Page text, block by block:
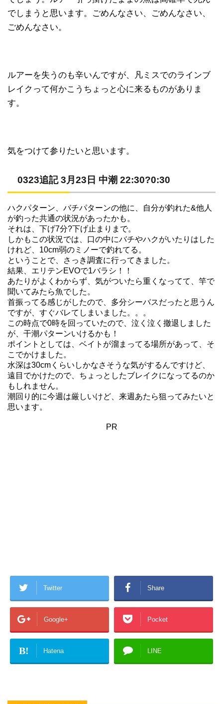
でしまうと思います。ごめんなさい、ごめんなさい、
ごめんなさい。
ルアーを失うのも辛いんですが、凡ミスでのラインブ
レイクって何かこうちょっと心に来るものがありま
す。
気をつけて参りたいと思います。
0323追記 3月23日 中潮 22:30?0:30
ハクパターン、バチパターンの他に、自分が釣れた&他人
が釣った共通の状況があったかも。
それは、下げ7分?下げ止まりまで。
しかもこの状況では、 口の中にバチやハクがいたりはした
けれど、 10cm弱のミノーで釣れてる。
ということで、さっき調査に行ってきました。
結果、エリテンEVOで1バラシ！！
あたりがよくわからず、気がついたら重くなってて、竿で
聞いてみたら魚でした。
首振ってる感じがしたので、多分シーバスだったと思うん
ですが、すぐバレてしまいました。。。
この時点で0時を回っていたので、泣く泣く撤退しました
が、干潮パターンいけるかも！
ポイントとしては、ベイトが溜まってる場所があって、そ
こでかけました。
水深は30cmくらいしかなさそうな気がするんですけど、
遠目でかけたので、ちょっとしたブレイクになってるのか
もしれません。
潮回り的に今週は厳しいけど、来週あたら狙ってみたいと
思います。
PR
Twitter Share
Google+ Pocket
B! Hatena LINE